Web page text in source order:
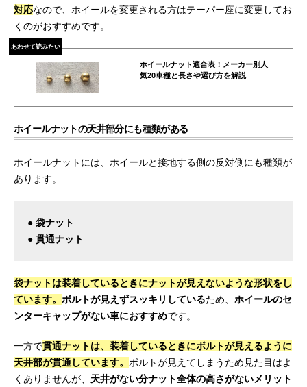
対応なので、ホイールを変更される方はテーパー座に変更してお
くのがおすすめです。
あわせて読みたい
ホイールナット適合表！メーカー別人
気20車種と長さや選び方を解説
ホイールナットの天井部分にも種類がある
ホイールナットには、ホイールと接地する側の反対側にも種類が
あります。
● 袋ナット
● 貫通ナット
袋ナットは装着しているときにナットが見えないような形状をし
ています。 ボルトが見えずスッキリしているため、 ホイールのセ
ンターキャップがない車におすすめです。
一方で貫通ナットは、装着しているときにボルトが見えるように
天井部が貫通しています。 ボルトが見えてしまうため見た目はよ
くありませんが、 天井がない分ナット全体の高さがないメリット